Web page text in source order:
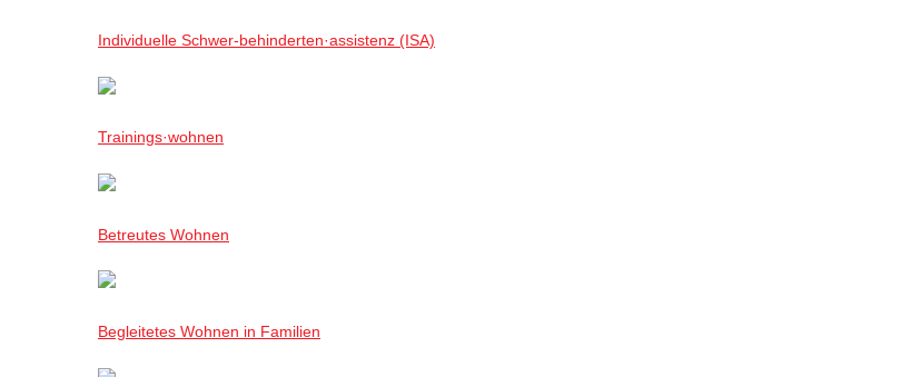
Individuelle Schwer-behinderten·assistenz (ISA)
Trainings·wohnen
Betreutes Wohnen
Begleitetes Wohnen in Familien